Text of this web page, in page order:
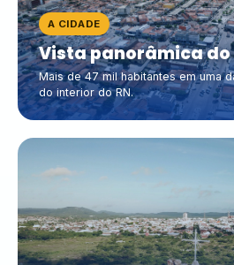
A CIDADE
Vista panorâmica
Mais de 47 mil habitantes em uma
do interior do RN.